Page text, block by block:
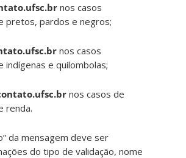
nos casos
pretos, pardos e negros;
nos casos
indígenas e quilombolas;
nos casos de
renda.
da mensagem deve ser
do tipo de validação, nome